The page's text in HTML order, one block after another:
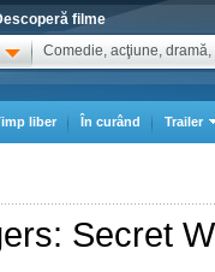
filme
Comedie, acţiune, dramă,
liber În curând Trailer
Secret